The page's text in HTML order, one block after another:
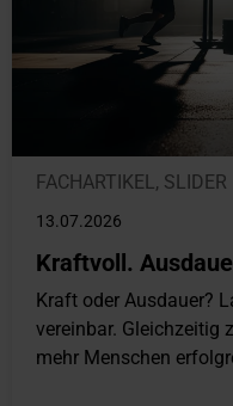
FACHARTIKEL, SLIDER
13.07.2026
Kraftvoll.
Kraft oder Ausdauer?
vereinbar. Gleichzeitig
mehr Menschen